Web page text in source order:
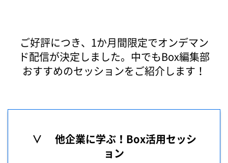
ご好評につき、1か月間限定でオンデマン
ド配信が決定しました。
中でもBox編集部
おすすめのセッションをご紹介します！
∨ 他企業に学ぶ！Box活用セッシ
ョン